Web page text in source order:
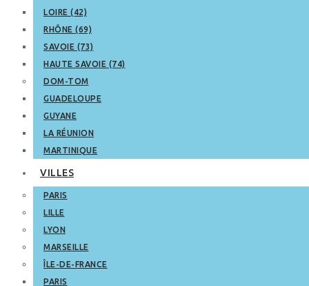
LOIRE (42)
RHÔNE (69)
SAVOIE (73)
HAUTE SAVOIE (74)
DOM-TOM
GUADELOUPE
GUYANE
LA RÉUNION
MARTINIQUE
VILLES
PARIS
LILLE
LYON
MARSEILLE
ÎLE-DE-FRANCE
PARIS